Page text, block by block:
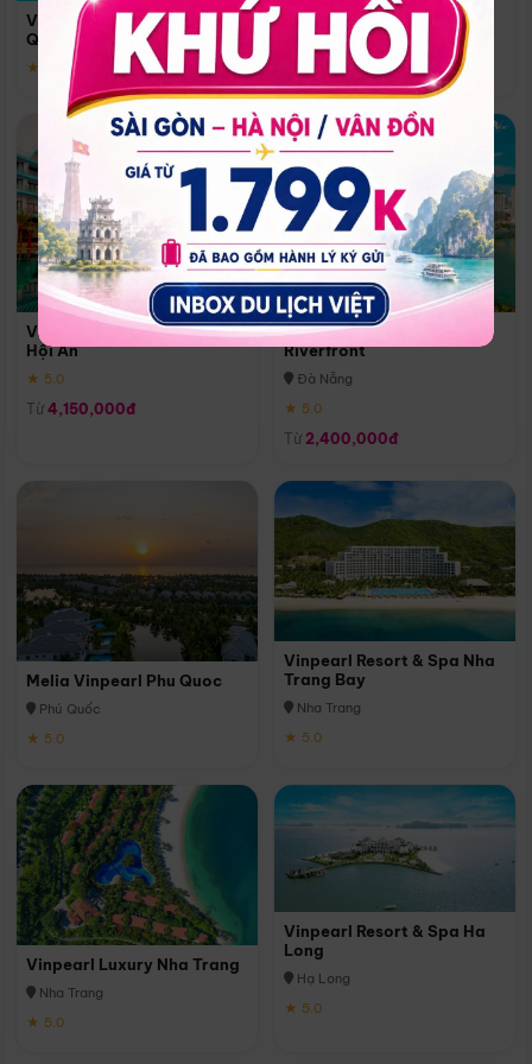
Vinpearl Resort & Spa Phu
Quoc
★ 5.0
Quoc
Phú Quốc
★ 5.0
Vinpearl Resort & Golf Nam
Hội An
★ 5.0
Từ 4,150,000đ
Melia Vinpearl Danang
Riverfront
Đà Nẵng
★ 5.0
Từ 2,400,000đ
Melia Vinpearl Phu Quoc
Phú Quốc
★ 5.0
Vinpearl Resort & Spa Nha
Trang Bay
Nha Trang
★ 5.0
Vinpearl Luxury Nha Trang
Nha Trang
★ 5.0
Vinpearl Resort & Spa Ha
Long
Hạ Long
★ 5.0